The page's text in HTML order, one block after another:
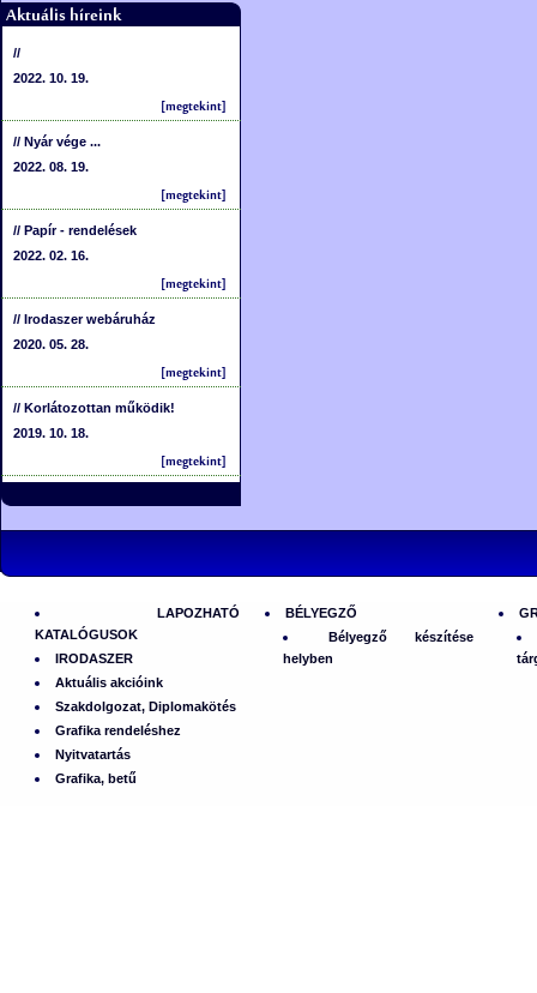
//
2022. 10. 19.
// Nyár vége ...
2022. 08. 19.
// Papír - rendelések
2022. 02. 16.
// Irodaszer webáruház
2020. 05. 28.
// Korlátozottan működik!
2019. 10. 18.
LAPOZHATÓ
KATALÓGUSOK
IRODASZER
Aktuális akcióink
Szakdolgozat, Diplomakötés
Grafika rendeléshez
Nyitvatartás
Grafika, betű
BÉLYEGZŐ
Bélyegző készítése
helyben